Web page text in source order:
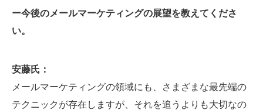
ー今後のメールマーケティングの展望を教えてくださ
い。
安藤氏：
メールマーケティングの領域にも、さまざまな最先端の
テクニックが存在しますが、それを追うよりも大切なの